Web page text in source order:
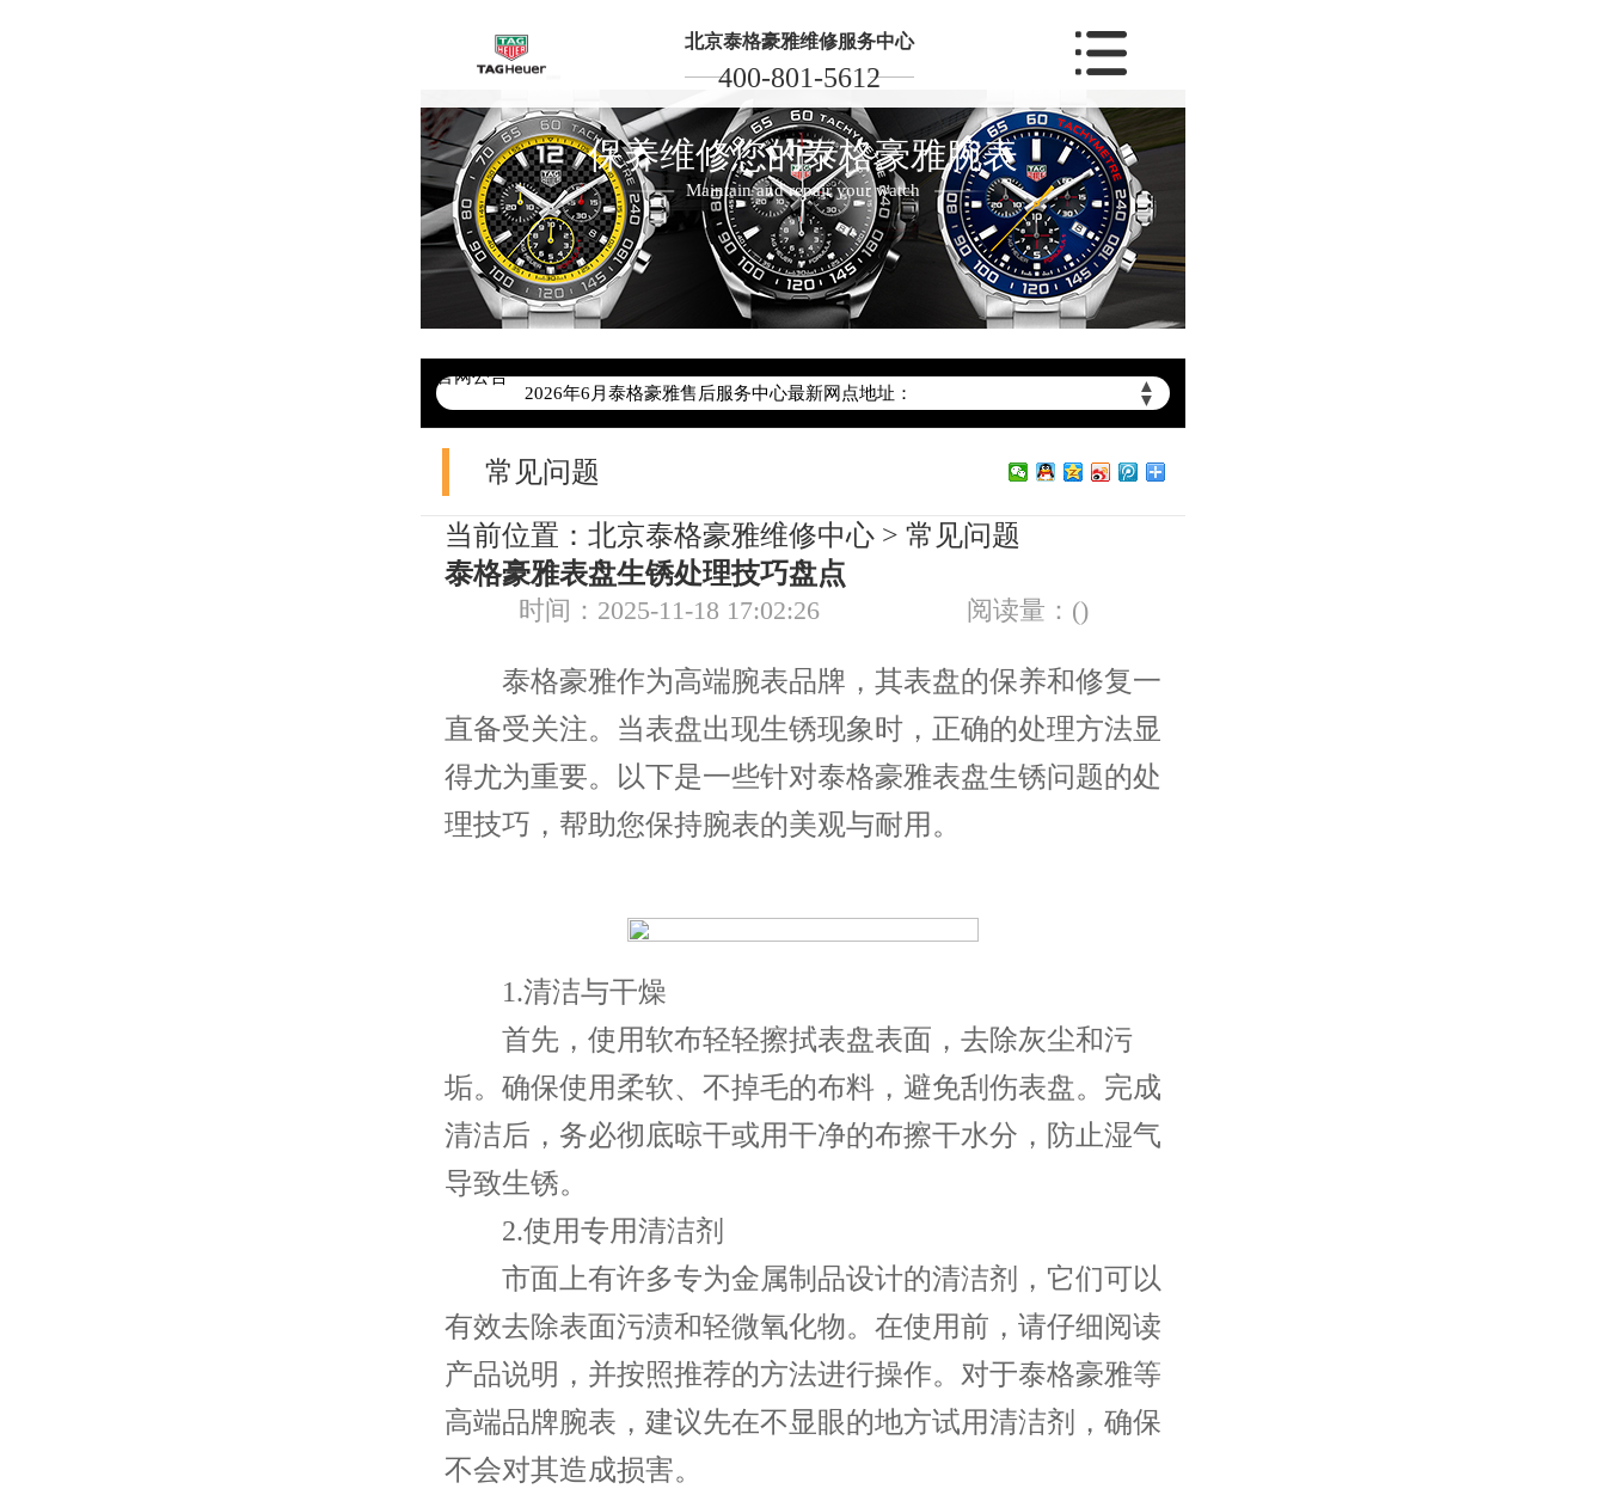
北京泰格豪雅维修服务中心
400-801-5612
保养维修您的泰格豪雅腕表
Maintain and repair your watch
官网公告
>
▲
▼
2026年6月泰格豪雅北京市售后服务网络优化升级公告
2026年6月北京市泰格豪雅官方售后客户服务热线：400-801-5612
2026年6月泰格豪雅售后服务中心最新网点地址：
北京市东城区东长安街1号东方广场写字楼W3座6层602室（需提前预约）
北京市朝阳区建国门外大街甲6号华熙国际中心写字楼D座11层1102室（需提前预约）
节假日正常营业！
常见问题
当前位置： 北京泰格豪雅维修中心 > 常见问题
泰格豪雅表盘生锈处理技巧盘点
时间：2025-11-18 17:02:26 阅读量：()
泰格豪雅作为高端腕表品牌，其表盘的保养和修复一
直备受关注。当表盘出现生锈现象时，正确的处理方法显
得尤为重要。以下是一些针对泰格豪雅表盘生锈问题的处
理技巧，帮助您保持腕表的美观与耐用。
1.清洁与干燥
首先，使用软布轻轻擦拭表盘表面，去除灰尘和污
垢。确保使用柔软、不掉毛的布料，避免刮伤表盘。完成
清洁后，务必彻底晾干或用干净的布擦干水分，防止湿气
导致生锈。
2.使用专用清洁剂
市面上有许多专为金属制品设计的清洁剂，它们可以
有效去除表面污渍和轻微氧化物。在使用前，请仔细阅读
产品说明，并按照推荐的方法进行操作。对于泰格豪雅等
高端品牌腕表，建议先在不显眼的地方试用清洁剂，确保
不会对其造成损害。